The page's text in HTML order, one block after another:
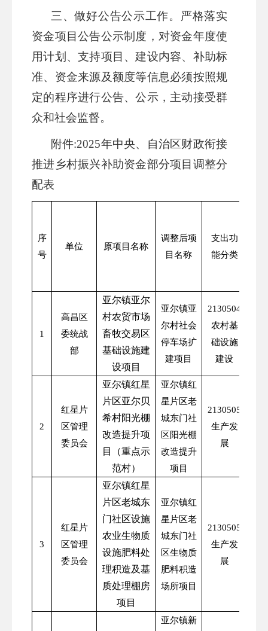
三、做好公告公示工作。
严格落实
资金项目公告公示制度，对资金年度使
用计划、支持项目、建设内容、补助标
准、资金来源及额度等信息必须按照规
定的程序进行公告、公示，主动接受群
众和社会监督。
附件:2025年中央、自治区财政衔接
推进乡村振兴补助资金部分项目调整分
配表
序
号
单位 原项目名称
调整后项
目名称
支出功
能分类
1
高昌区
委统战
部
亚尔镇亚尔
村农贸市场
畜牧交易区
基础设施建
设项目
亚尔镇亚
尔村社会
停车场扩
建项目
2130504
农村基
础设施
建设
2
红星片
区管理
委员会
亚尔镇红星
片区亚尔贝
希村阳光棚
改造提升项
目（重点示
范村）
亚尔镇红
星片区老
城东门社
区阳光棚
改造提升
项目
2130505
生产发
展
3
红星片
区管理
委员会
亚尔镇红星
片区老城东
门社区设施
农业生物质
设施肥料处
理积造及基
质处理棚房
项目
亚尔镇红
星片区老
城东门社
区生物质
肥料积造
场所项目
2130505
生产发
展
亚尔镇新